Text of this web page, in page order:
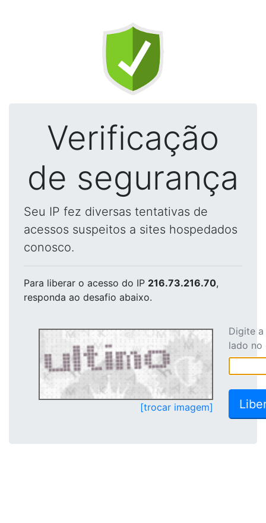
Verificação
de segurança
Seu IP fez diversas tentativas de
acessos suspeitos a sites hospedados
conosco.
Para liberar o acesso do IP 216.73.216.70,
responda ao desafio abaixo.
[trocar imagem]
Digite
lado no